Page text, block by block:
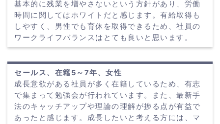
基本的に残業を増やさないという方針があり、労働
時間に関してはホワイトだと感じます。有給取得も
しやすく、男性でも育休を取得できるため、社員の
ワークライフバランスはとても良いと思います。
セールス、在籍5～7年、女性
成長意欲がある社員が多く在籍しているため、有志
で集まって勉強会が行われています。また、最新手
法のキャッチアップや理論の理解が捗る点が有益で
あったと感じます。成長したいと考える方には、マ